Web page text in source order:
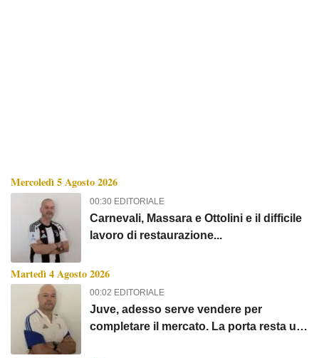
Mercoledì 5 Agosto 2026
00:30 EDITORIALE
Carnevali, Massara e Ottolini e il difficile
lavoro di restaurazione...
Martedì 4 Agosto 2026
00:02 EDITORIALE
Juve, adesso serve vendere per
completare il mercato. La porta resta un